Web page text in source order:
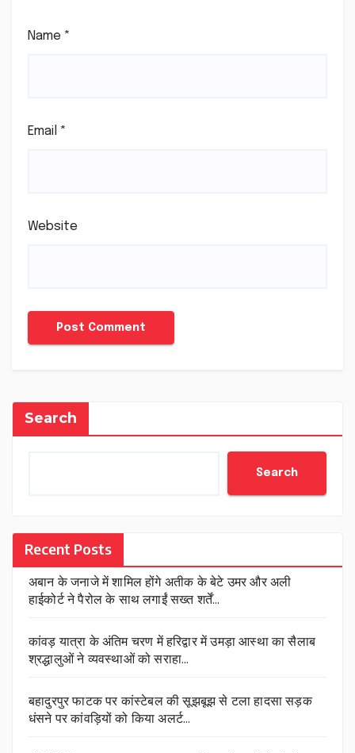
Name *
Email *
Website
Search
Search
Recent Posts
अबान के जनाजे में शामिल होंगे अतीक के बेटे उमर और अली
हाईकोर्ट ने पैरोल के साथ लगाईं सख्त शर्तें…
कांवड़ यात्रा के अंतिम चरण में हरिद्वार में उमड़ा आस्था का सैलाब
श्रद्धालुओं ने व्यवस्थाओं को सराहा…
बहादुरपुर फाटक पर कांस्टेबल की सूझबूझ से टला हादसा सड़क
धंसने पर कांवड़ियों को किया अलर्ट…